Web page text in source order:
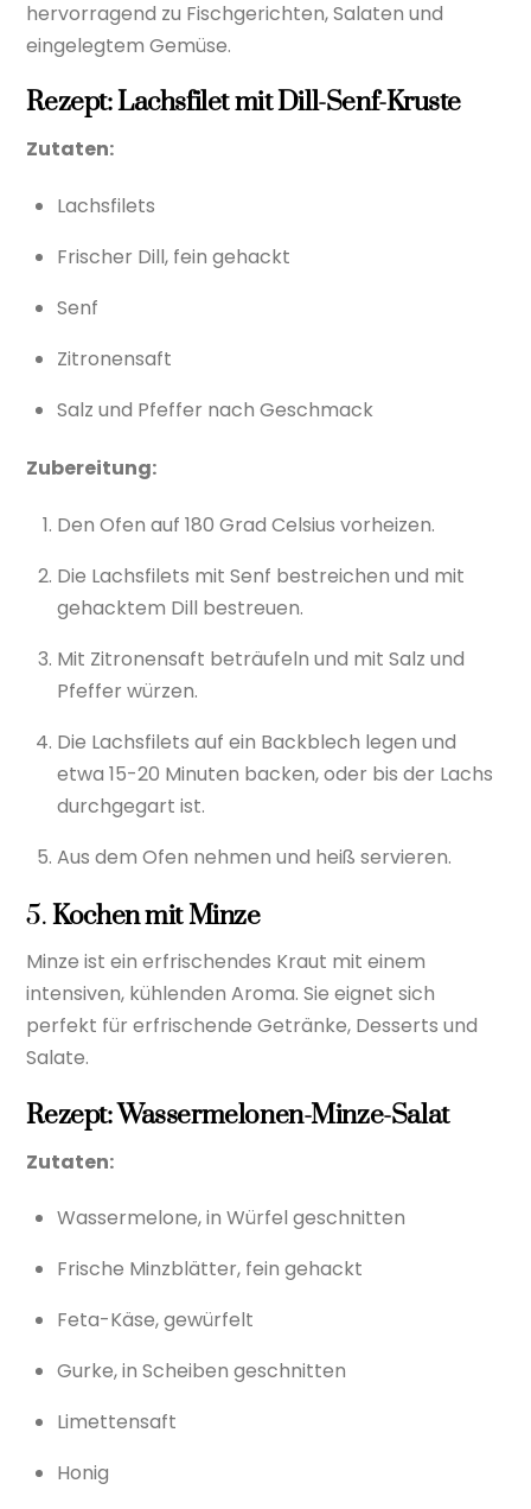
hervorragend zu Fischgerichten, Salaten und
eingelegtem Gemüse.
Rezept: Lachsfilet mit Dill-Senf-Kruste
Zutaten:
Lachsfilets
Frischer Dill, fein gehackt
Senf
Zitronensaft
Salz und Pfeffer nach Geschmack
Zubereitung:
Den Ofen auf 180 Grad Celsius vorheizen.
Die Lachsfilets mit Senf bestreichen und mit
gehacktem Dill bestreuen.
Mit Zitronensaft beträufeln und mit Salz und
Pfeffer würzen.
Die Lachsfilets auf ein Backblech legen und
etwa 15-20 Minuten backen, oder bis der Lachs
durchgegart ist.
Aus dem Ofen nehmen und heiß servieren.
5.Kochen mitMinze
Minze ist ein erfrischendes Kraut mit einem
intensiven, kühlenden Aroma. Sie eignet sich
perfekt für erfrischende Getränke, Desserts und
Salate.
Rezept: Wassermelonen-Minze-Salat
Zutaten:
Wassermelone, in Würfel geschnitten
Frische Minzblätter, fein gehackt
Feta-Käse, gewürfelt
Gurke, in Scheiben geschnitten
Limettensaft
Honig